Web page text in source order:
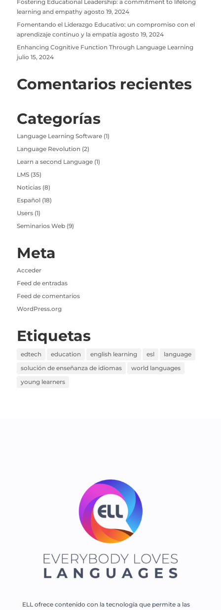
Fostering Educational Leadership: a commitment to lifelong
learning and empathy agosto 19, 2024
Fomentando el Liderazgo Educativo: un compromiso con el
aprendizaje continuo y la empatía agosto 19, 2024
Enhancing Cognitive Function Through Language Learning
julio 15, 2024
Comentarios recientes
Categorías
Language Learning Software(1)
Language Revolution (2)
Learn a second Language(1)
LMS(35)
Noticias(8)
Español(18)
Users(1)
Seminarios Web(9)
Meta
Acceder
Feed de entradas
Feed de comentarios
WordPress.org
Etiquetas
edtech education english learning esl
language
solución de enseñanza de idiomas
world languages
young learners
ELL ofrece contenido con la tecnología que permite a las